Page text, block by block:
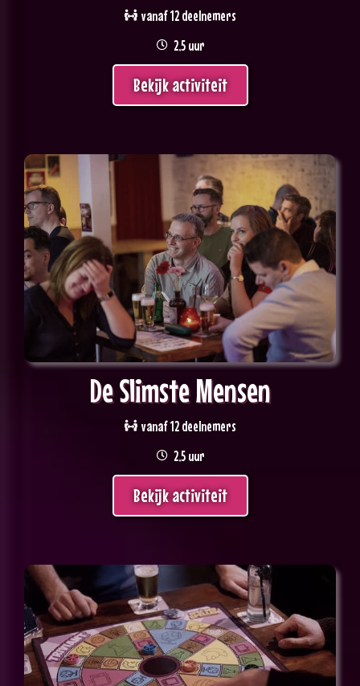
vanaf 12 deelnemers
2,5 uur
Bekijk activiteit
De Slimste Mensen
vanaf 12 deelnemers
2,5 uur
Bekijk activiteit